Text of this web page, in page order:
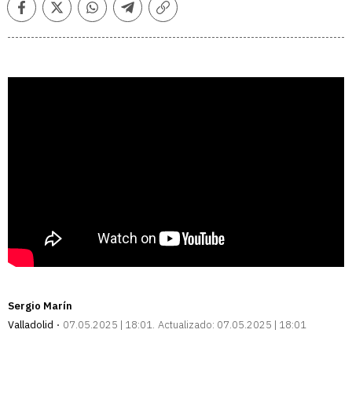
FacebookTwitterWhatsappTelegramCopiar
Sergio Marín
Valladolid
07.05.2025 | 18:01 Actualizado: 07.05.2025 | 18:01